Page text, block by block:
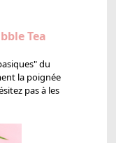
Tea
du
la poignée
pas à les